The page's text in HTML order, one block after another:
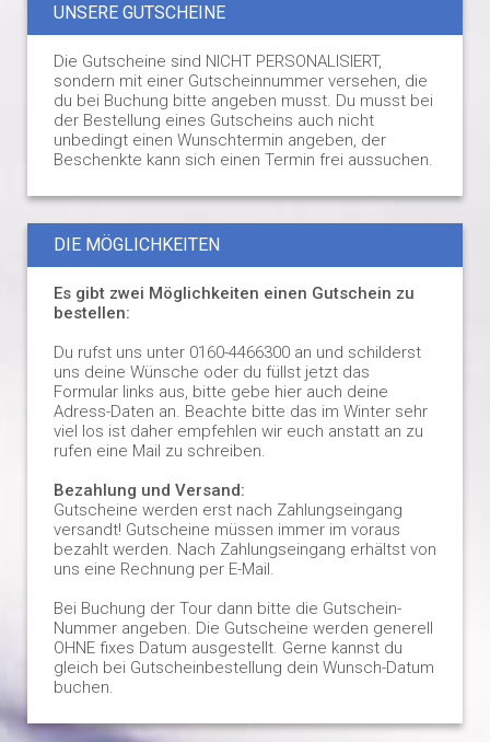
UNSERE GUTSCHEINE
Die Gutscheine sind NICHT PERSONALISIERT,
sondern mit einer Gutscheinnummer versehen, die
du bei Buchung bitte angeben musst. Du musst bei
der Bestellung eines Gutscheins auch nicht
unbedingt einen Wunschtermin angeben, der
Beschenkte kann sich einen Termin frei aussuchen.
DIE MÖGLICHKEITEN
Es gibt zwei Möglichkeiten einen Gutschein zu
bestellen:
Du rufst uns unter 0160-4466300 an und schilderst
uns deine Wünsche oder du füllst jetzt das
Formular links aus, bitte gebe hier auch deine
Adress-Daten an. Beachte bitte das im Winter sehr
viel los ist daher empfehlen wir euch anstatt an zu
rufen eine Mail zu schreiben.
Bezahlung und Versand:
Gutscheine werden erst nach Zahlungseingang
versandt! Gutscheine müssen immer im voraus
bezahlt werden. Nach Zahlungseingang erhältst von
uns eine Rechnung per E-Mail.
Bei Buchung der Tour dann bitte die Gutschein-
Nummer angeben. Die Gutscheine werden generell
OHNE fixes Datum ausgestellt. Gerne kannst du
gleich bei Gutscheinbestellung dein Wunsch-Datum
buchen.